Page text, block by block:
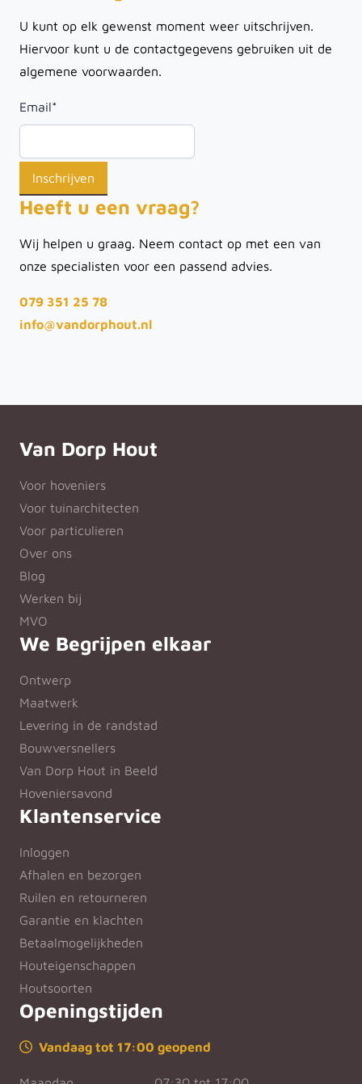
U kunt op elk gewenst moment weer uitschrijven.
Hiervoor kunt u de contactgegevens gebruiken uit de
algemene voorwaarden.
Email*
Heeft u een vraag?
Wij helpen u graag. Neem contact op met een van
onze specialisten voor een passend advies.
079 351 25 78
info@vandorphout.nl
Van Dorp Hout
Voor hoveniers
Voor tuinarchitecten
Voor particulieren
Over ons
Blog
Werken bij
MVO
We Begrijpen elkaar
Ontwerp
Maatwerk
Levering in de randstad
Bouwversnellers
Van Dorp Hout in Beeld
Hoveniersavond
Klantenservice
Inloggen
Afhalen en bezorgen
Ruilen en retourneren
Garantie en klachten
Betaalmogelijkheden
Houteigenschappen
Houtsoorten
Openingstijden
Vandaag tot 17:00 geopend